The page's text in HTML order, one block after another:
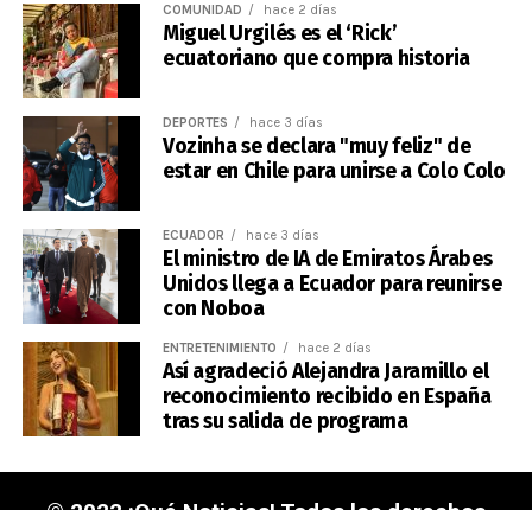
COMUNIDAD hace 2 días
Miguel Urgilés es el ‘Rick’
ecuatoriano que compra historia
DEPORTES hace 3 días
Vozinha se declara "muy feliz" de
estar en Chile para unirse a Colo Colo
ECUADOR hace 3 días
El ministro de IA de Emiratos Árabes
Unidos llega a Ecuador para reunirse
con Noboa
ENTRETENIMIENTO hace 2 días
Así agradeció Alejandra Jaramillo el
reconocimiento recibido en España
tras su salida de programa